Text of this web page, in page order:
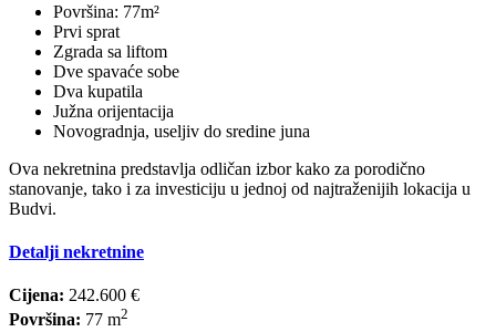
Površina: 77m²
Prvi sprat
Zgrada sa liftom
Dve spavaće sobe
Dva kupatila
Južna orijentacija
Novogradnja, useljiv do sredine juna
Ova nekretnina predstavlja odličan izbor kako za porodično
stanovanje, tako i za investiciju u jednoj od najtraženijih lokacija u
Budvi.
Detalji nekretnine
Cijena: 242.600 €
Površina: 77 m2